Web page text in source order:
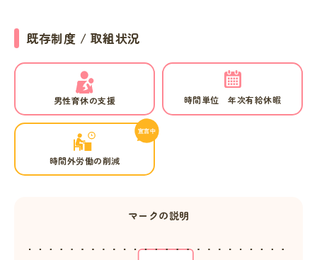
既存制度 / 取組状況
男性育休の支援 時間単位 年次有給休暇
時間外労働の削減
マークの説明